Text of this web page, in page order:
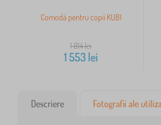
Comodă pentru copii KUBI
1 814lei
1 553lei
Descriere Fotografii ale